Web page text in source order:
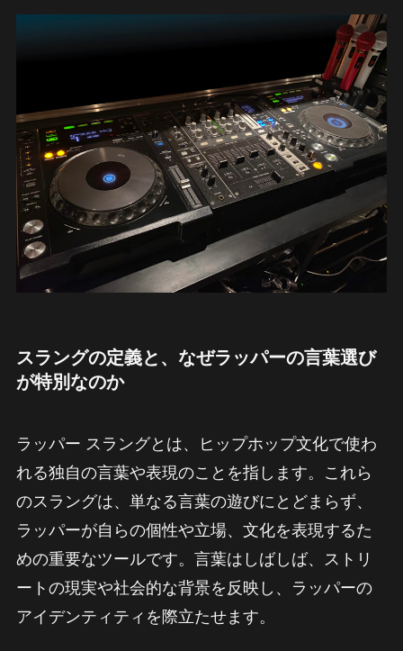
スラングの定義と、なぜラッパーの言葉選び
が特別なのか
ラッパー スラングとは、ヒップホップ文化で使わ
れる独自の言葉や表現のことを指します。これら
のスラングは、単なる言葉の遊びにとどまらず、
ラッパーが自らの個性や立場、文化を表現するた
めの重要なツールです。言葉はしばしば、ストリ
ートの現実や社会的な背景を反映し、ラッパーの
アイデンティティを際立たせます。